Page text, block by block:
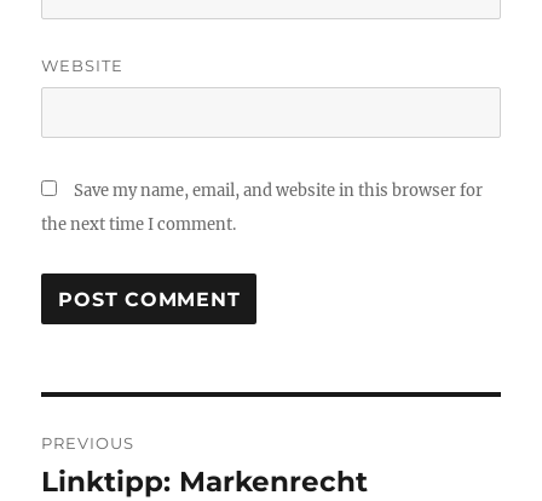
WEBSITE
Save my name, email, and website in this browser for
the next time I comment.
navigation
PREVIOUS
Previous
Linktipp: Markenrecht